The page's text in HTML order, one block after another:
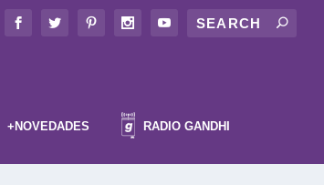
+NOVEDADES RADIO GANDHI